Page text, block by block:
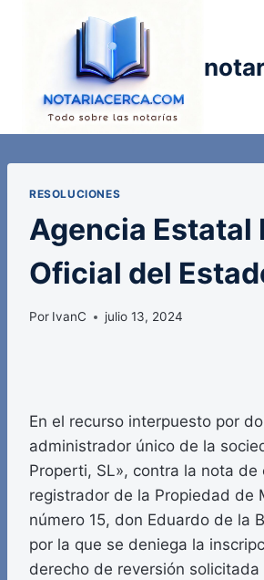
RESOLUCIONES
Agencia Estatal
Oficial del
Por IvanC julio 13, 2024
En el recurso interpuesto por
administrador único de la
Properti, SL», contra la nota de
registrador de la Propiedad de
número 15, don Eduardo de la
por la que se deniega la
derecho de reversión